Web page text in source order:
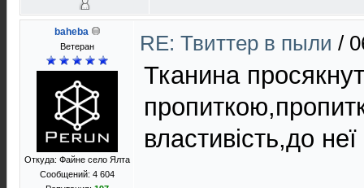
baheba
Ветеран
Откуда: Файне село Ялта
Сообщений: 4 604
RE: Твиттер в пыли /
Тканина
властивість,до